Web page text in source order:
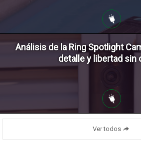
Análisis de la Ring Spotlight
detalle y libertad sin
Ver todos